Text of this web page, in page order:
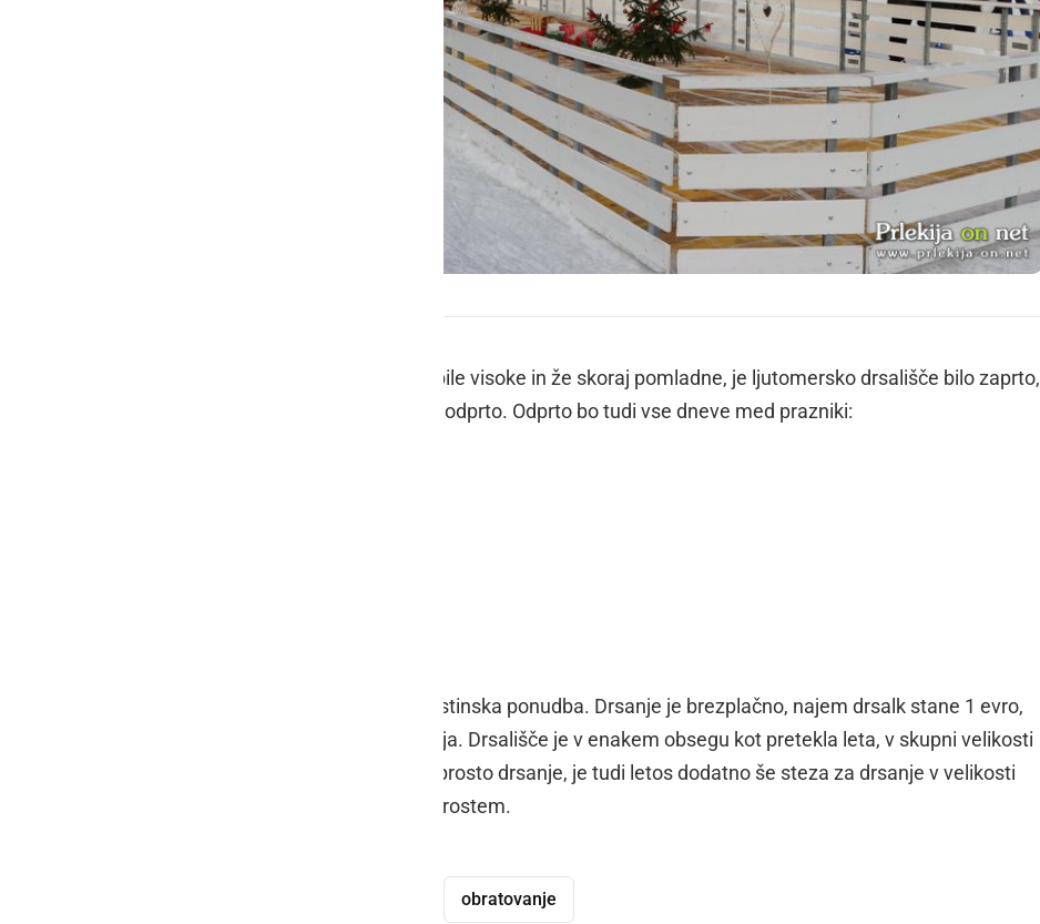
V minulih dneh, ko so temperature bile visoke in že skoraj pomladne, je ljutomersko drsališče bilo zaprto,
od ponedeljka naprej pa je ponovno odprto. Odprto bo tudi vse dneve med prazniki:
Ob drsališču je zagotovljena tudi gostinska ponudba. Drsanje je brezplačno, najem drsalk stane 1 evro,
drsališče pa bo odprto do 12. januarja. Drsališče je v enakem obsegu kot pretekla leta, v skupni velikosti
400 m2. Poleg 300 m2 površine za prosto drsanje, je tudi letos dodatno še steza za drsanje v velikosti
100 m2, celotno drsališča pa je na prostem.
obratovanje